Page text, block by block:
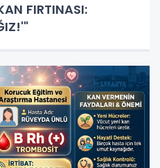
FIRTINASI: